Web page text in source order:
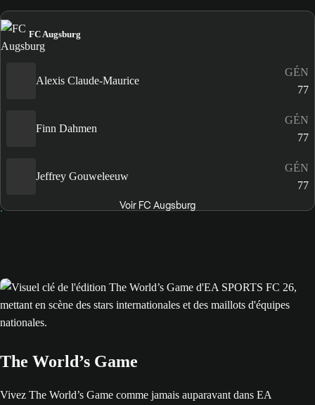
FC Augsburg
Alexis Claude-Maurice
GÉN
77
Finn Dahmen
GÉN
77
Jeffrey Gouweleeuw
GÉN
77
Voir FC Augsburg
The World’s Game
Vivez The World’s Game comme jamais auparavant dans EA